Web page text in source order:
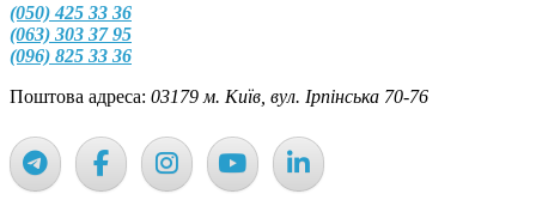
(050) 425 33 36
(063) 303 37 95
(096) 825 33 36
Поштова адреса: 03179 м. Київ, вул. Ірпінська 70-76